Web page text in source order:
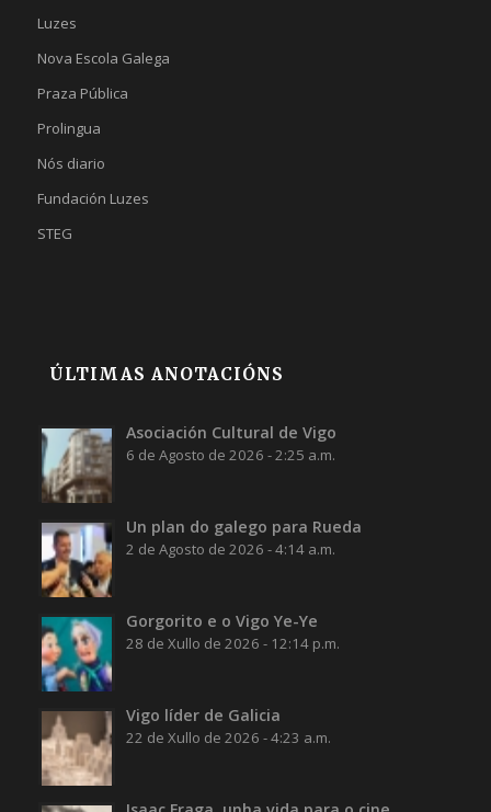
Luzes
Nova Escola Galega
Praza Pública
Prolingua
Nós diario
Fundación Luzes
STEG
ÚLTIMAS ANOTACIÓNS
Asociación Cultural de Vigo
6 de Agosto de 2026 - 2:25 a.m.
Un plan do galego para Rueda
2 de Agosto de 2026 - 4:14 a.m.
Gorgorito e o Vigo Ye-Ye
28 de Xullo de 2026 - 12:14 p.m.
Vigo líder de Galicia
22 de Xullo de 2026 - 4:23 a.m.